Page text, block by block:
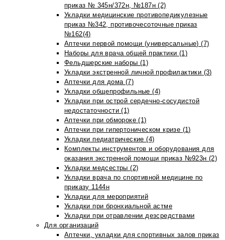
приказ № 345н/372н, №187н (2)
Укладки медицинские противопедикулезные
приказ №342, противочесоточные приказ
№162(4)
Аптечки первой помощи (универсальные) (7)
Наборы для врача общей практики (1)
Фельдшерские наборы (1)
Укладки экстренной личной профилактики (3)
Аптечки для дома (7)
Укладки общепрофильные (4)
Укладки при острой сердечно-сосудистой
недостаточности (1)
Аптечки при обмороке (1)
Аптечки при гипертоническом кризе (1)
Укладки педиатрические (4)
Комплекты инструментов и оборудования для
оказания экстренной помощи приказ №923н (2)
Укладки медсестры (2)
Укладки врача по спортивной медицине по
приказу 1144н
Укладки для мероприятий
Укладки при бронхиальной астме
Укладки при отравлении дезсредствами
Для организаций
Аптечки, укладки для спортивных залов приказ